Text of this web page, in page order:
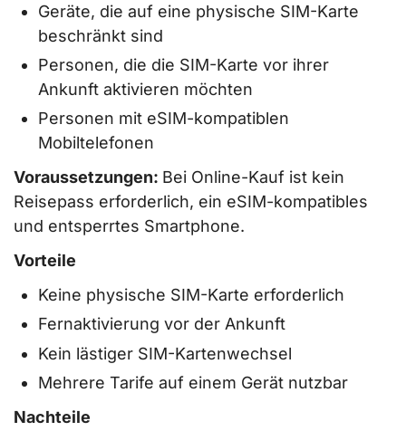
Geräte, die auf eine physische SIM-Karte
beschränkt sind
Personen, die die SIM-Karte vor ihrer
Ankunft aktivieren möchten
Personen mit eSIM-kompatiblen
Mobiltelefonen
Voraussetzungen: Bei Online-Kauf ist kein
Reisepass erforderlich, ein eSIM-kompatibles
und entsperrtes Smartphone.
Vorteile
Keine physische SIM-Karte erforderlich
Fernaktivierung vor der Ankunft
Kein lästiger SIM-Kartenwechsel
Mehrere Tarife auf einem Gerät nutzbar
Nachteile